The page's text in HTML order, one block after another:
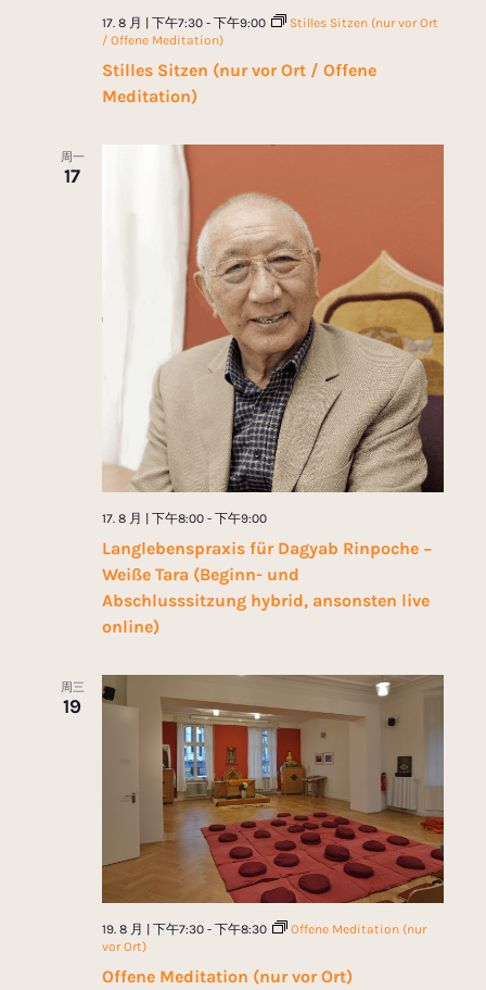
Stilles Sitzen (nur vor Ort / Offene
Meditation)
17. 8 月 | 下午7:30- 下午9:00
Stilles Sitzen (nur vor Ort
/ Offene Meditation)
周一
17
Langlebenspraxis für Dagyab Rinpoche −
Weiße Tara (Beginn- und
Abschlusssitzung hybrid, ansonsten live
online)
17. 8 月 | 下午8:00- 下午9:00
周三
19
Offene Meditation (nur vor Ort)
19. 8 月 | 下午7:30- 下午8:30
Offene Meditation (nur
vor Ort)